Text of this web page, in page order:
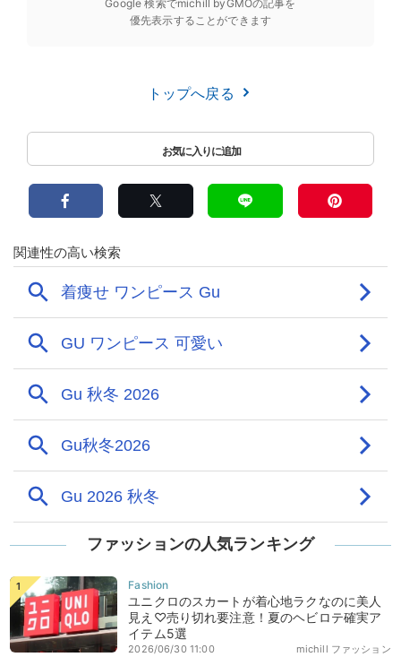
Google 検索でmichill byGMOの記事を
優先表示することができます
トップへ戻る
ファッションの人気ランキング
ユニクロのスカートが着心地ラクなのに美人
見え♡売り切れ要注意！夏のヘビロテ確実ア
イテム5選
michill ファッション
2026/06/30 11:00